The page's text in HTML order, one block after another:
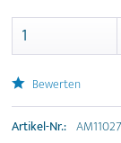
Bewerten
Artikel-Nr.: AM11027